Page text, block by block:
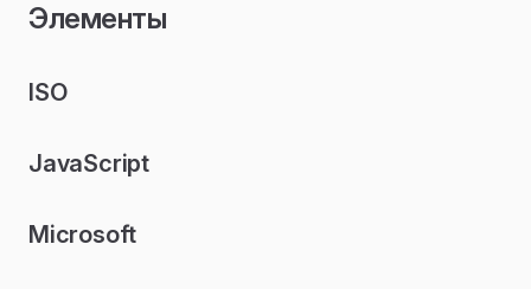
Элементы
ISO
JavaScript
Microsoft